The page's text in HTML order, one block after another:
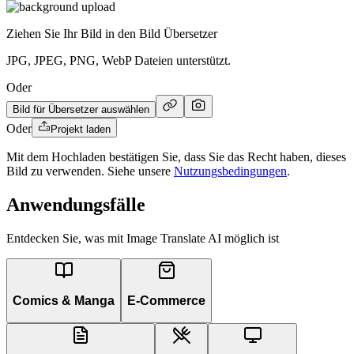
Ziehen Sie Ihr Bild in den Bild Übersetzer
JPG, JPEG, PNG, WebP Dateien unterstützt.
Oder
Bild für Übersetzer auswählen
Oder Projekt laden
Mit dem Hochladen bestätigen Sie, dass Sie das Recht haben, dieses
Bild zu verwenden. Siehe unsere Nutzungsbedingungen.
Anwendungsfälle
Entdecken Sie, was mit Image Translate AI möglich ist
Comics & Manga E-Commerce